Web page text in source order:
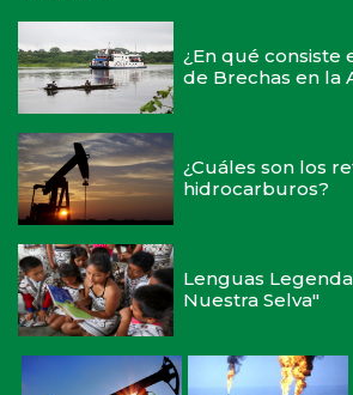
¿En qué consiste
de Brechas en la
¿Cuáles son los
hidrocarburos?
Lenguas
Nuestra Selva"